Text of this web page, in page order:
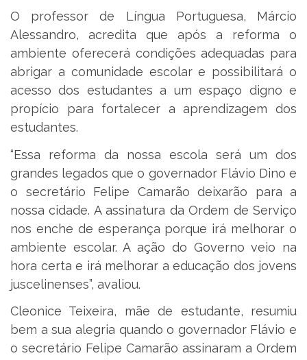
O professor de Língua Portuguesa, Márcio
Alessandro, acredita que após a reforma o
ambiente oferecerá condições adequadas para
abrigar a comunidade escolar e possibilitará o
acesso dos estudantes a um espaço digno e
propício para fortalecer a aprendizagem dos
estudantes.
“Essa reforma da nossa escola será um dos
grandes legados que o governador Flávio Dino e
o secretário Felipe Camarão deixarão para a
nossa cidade. A assinatura da Ordem de Serviço
nos enche de esperança porque irá melhorar o
ambiente escolar. A ação do Governo veio na
hora certa e irá melhorar a educação dos jovens
juscelinenses”, avaliou.
Cleonice Teixeira, mãe de estudante, resumiu
bem a sua alegria quando o governador Flávio e
o secretário Felipe Camarão assinaram a Ordem